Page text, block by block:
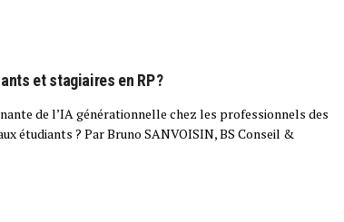
et stagiaires en RP ?
de l’IA générationnelle chez les professionnels des
étudiants ? Par Bruno SANVOISIN, BS Conseil &